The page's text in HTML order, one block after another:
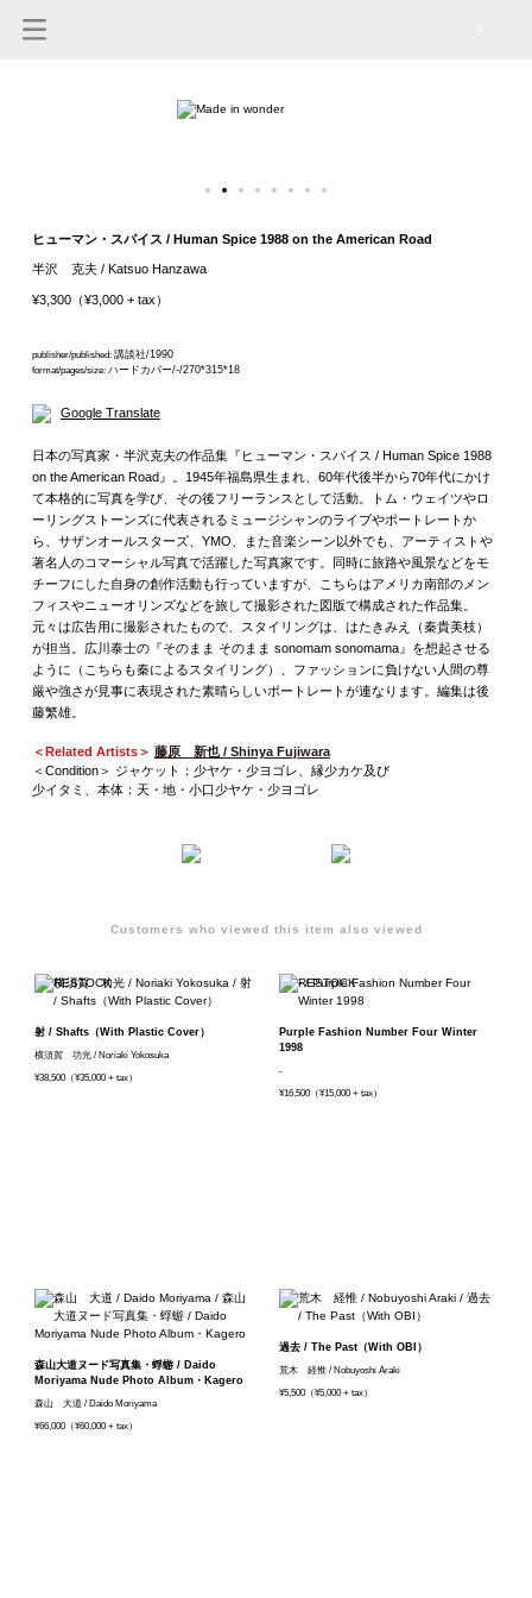
ヒューマン・スパイス / Human Spice 1988 on the American Road
半沢 克夫 / Katsuo Hanzawa
¥3,300（¥3,000 + tax）
publisher/published: 講談社/1990
format/pages/size: ハードカバー/-/270*315*18
Google Translate
日本の写真家・半沢克夫の作品集『ヒューマン・スパイス / Human Spice 1988
on the American Road』。1945年福島県生まれ、60年代後半から70年代にかけ
て本格的に写真を学び、その後フリーランスとして活動。トム・ウェイツやロ
ーリングストーンズに代表されるミュージシャンのライブやポートレートか
ら、サザンオールスターズ、YMO、また音楽シーン以外でも、アーティストや
著名人のコマーシャル写真で活躍した写真家です。同時に旅路や風景などをモ
チーフにした自身の創作活動も行っていますが、こちらはアメリカ南部のメン
フィスやニューオリンズなどを旅して撮影された図版で構成された作品集。
元々は広告用に撮影されたもので、スタイリングは、はたきみえ（秦貴美枝）
が担当。広川泰士の『そのまま そのまま sonomam sonomama』を想起させる
ように（こちらも秦によるスタイリング）、ファッションに負けない人間の尊
厳や強さが見事に表現された素晴らしいポートレートが連なります。編集は後
藤繁雄。
＜Related Artists＞ 藤原 新也 / Shinya Fujiwara
＜Condition＞ ジャケット：少ヤケ・少ヨゴレ、縁少カケ及び
少イタミ、本体：天・地・小口少ヤケ・少ヨゴレ
Customers who viewed this item also viewed
射 / Shafts（With Plastic Cover）
横須賀 功光 / Noriaki Yokosuka
¥38,500（¥35,000 + tax）
Purple Fashion Number Four Winter
1998
-
¥16,500（¥15,000 + tax）
森山大道ヌード写真集・蜉蝣 / Daido
Moriyama Nude Photo Album・Kagero
森山 大道 / Daido Moriyama
¥66,000（¥60,000 + tax）
過去 / The Past（With OBI）
荒木 経惟 / Nobuyoshi Araki
¥5,500（¥5,000 + tax）